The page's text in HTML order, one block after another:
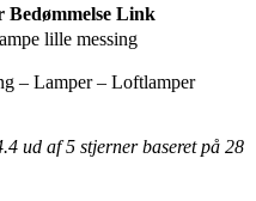
Bedømmelse Link
lille messing
– Lamper – Loftlamper
ud af 5 stjerner baseret på 28